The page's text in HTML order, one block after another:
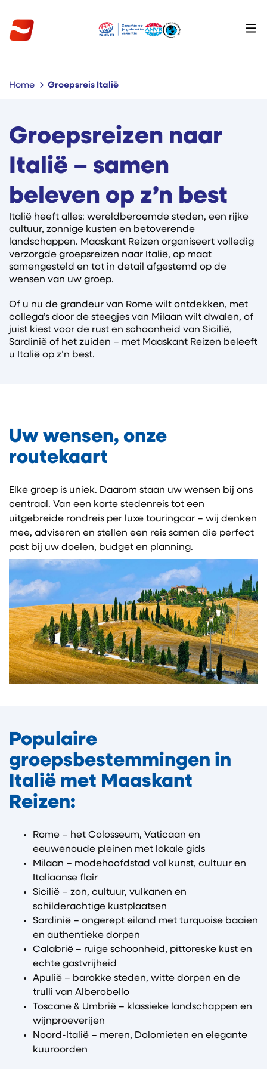
Home Groepsreis Italië
Groepsreizen naar
Italië – samen
beleven op z’n best
Italië heeft alles: wereldberoemde steden, een rijke
cultuur, zonnige kusten en betoverende
landschappen. Maaskant Reizen organiseert volledig
verzorgde groepsreizen naar Italië, op maat
samengesteld en tot in detail afgestemd op de
wensen van uw groep.
Of u nu de grandeur van Rome wilt ontdekken, met
collega’s door de steegjes van Milaan wilt dwalen, of
juist kiest voor de rust en schoonheid van Sicilië,
Sardinië of het zuiden – met Maaskant Reizen beleeft
u Italië op z’n best.
Uw wensen, onze
routekaart
Elke groep is uniek. Daarom staan uw wensen bij ons
centraal. Van een korte stedenreis tot een
uitgebreide rondreis per luxe touringcar – wij denken
mee, adviseren en stellen een reis samen die perfect
past bij uw doelen, budget en planning.
Populaire
groepsbestemmingen in
Italië met Maaskant
Reizen:
Rome – het Colosseum, Vaticaan en
eeuwenoude pleinen met lokale gids
Milaan – modehoofdstad vol kunst, cultuur en
Italiaanse flair
Sicilië – zon, cultuur, vulkanen en
schilderachtige kustplaatsen
Sardinië – ongerept eiland met turquoise baaien
en authentieke dorpen
Calabrië – ruige schoonheid, pittoreske kust en
echte gastvrijheid
Apulië – barokke steden, witte dorpen en de
trulli van Alberobello
Toscane & Umbrië – klassieke landschappen en
wijnproeverijen
Noord-Italië – meren, Dolomieten en elegante
kuuroorden